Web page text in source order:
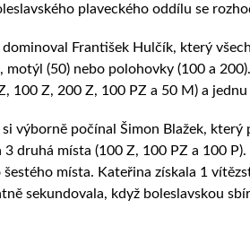
plaveckého oddílu se
František Hulčík, který
motýl (50) nebo polohovky (100 a
100 Z, 200 Z, 100 PZ a 50 M) a
výborně počínal Šimon Blažek, který
3 druhá místa (100 Z, 100 PZ a 100
místa. Kateřina získala 1
sekundovala, když boleslavskou